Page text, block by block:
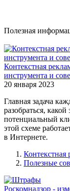
Полезная
Контекстная
инструмента и
20 января 2023
Главная задача
разобраться,
потенциальный
этой схеме
в Интернете.
Контекстная
Полезные
Роскомнадзор -